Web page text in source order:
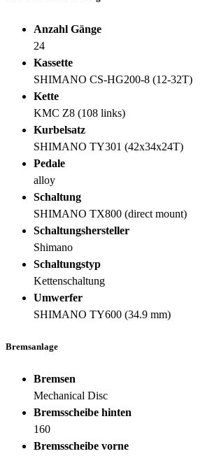
Anzahl Gänge
24
Kassette
SHIMANO CS-HG200-8 (12-32T)
Kette
KMC Z8 (108 links)
Kurbelsatz
SHIMANO TY301 (42x34x24T)
Pedale
alloy
Schaltung
SHIMANO TX800 (direct mount)
Schaltungshersteller
Shimano
Schaltungstyp
Kettenschaltung
Umwerfer
SHIMANO TY600 (34.9 mm)
Bremsanlage
Bremsen
Mechanical Disc
Bremsscheibe hinten
160
Bremsscheibe vorne